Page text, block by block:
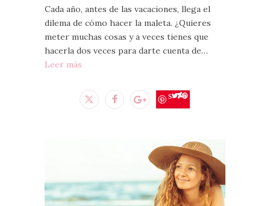
Cada año, antes de las vacaciones, llega el
dilema de cómo hacer la maleta. ¿Quieres
meter muchas cosas y a veces tienes que
hacerla dos veces para darte cuenta de…
Leer más
Save